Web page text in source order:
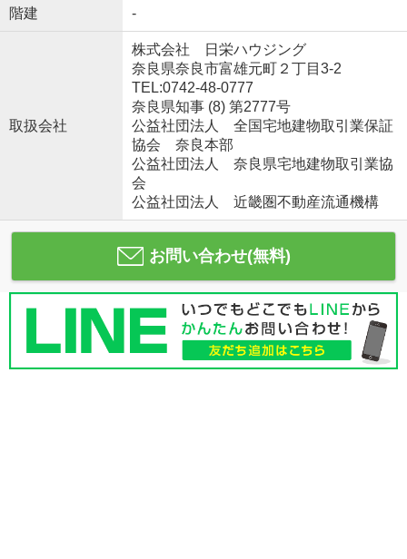
階建 -
取扱会社
株式会社 日栄ハウジング
奈良県奈良市富雄元町２丁目3-2
TEL:0742-48-0777
奈良県知事 (8) 第2777号
公益社団法人 全国宅地建物取引業保証
協会 奈良本部
公益社団法人 奈良県宅地建物取引業協
会
公益社団法人 近畿圏不動産流通機構
お問い合わせ(無料)